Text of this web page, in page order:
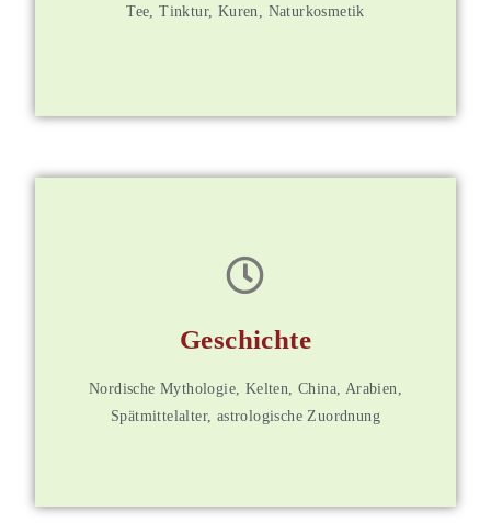
Tee, Tinktur, Kuren, Naturkosmetik
Geschichte
Nordische Mythologie, Kelten, China, Arabien,
Spätmittelalter, astrologische Zuordnung
für Mitglieder
Weitere Informationen